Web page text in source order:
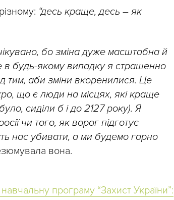
“десь краще, десь – як
бо зміна дуже масштабна й
в будь-якому випадку я страшенно
тим, аби зміни вкоренилися. Це
що є люди на місцях, які краще
сиділи б і до 2127 року). Я
чи того, як ворог підготує
нас yбивaти, а ми будемо гарно
вона.
програму “Захист України”: